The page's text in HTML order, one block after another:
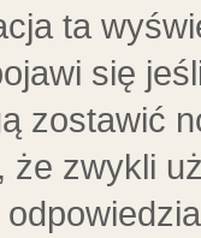
ta
się
zostawić
że zwykli